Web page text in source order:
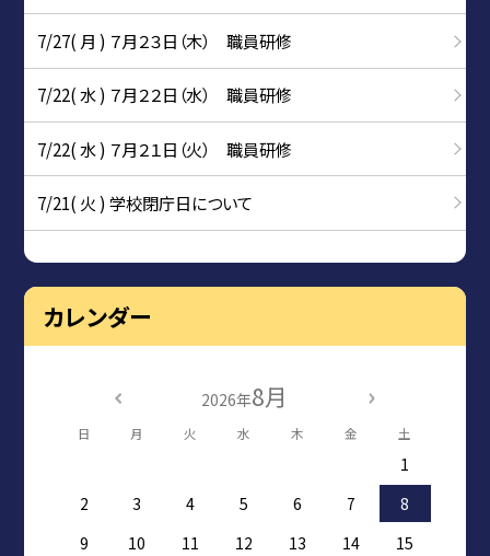
7/27( 月 ) ７月２３日（木） 職員研修
7/22( 水 ) ７月２２日（水） 職員研修
7/22( 水 ) ７月２１日（火） 職員研修
7/21( 火 ) 学校閉庁日について
カレンダー
2026年8月
日 月 火 水 木 金 土
1
2
3 4 5 6 7
8
9
10 11 12 13 14
15